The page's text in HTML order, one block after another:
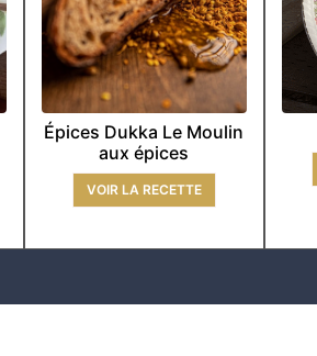
Épices Dukka Le Moulin
aux épices
VOIR LA RECETTE